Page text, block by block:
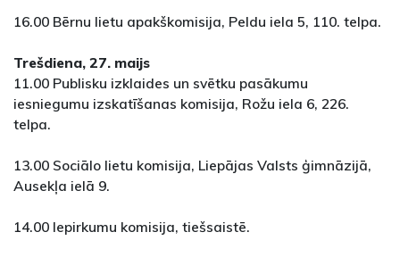
16.00 Bērnu lietu apakškomisija, Peldu iela 5, 110. telpa.
Trešdiena, 27. maijs
11.00 Publisku izklaides un svētku pasākumu
iesniegumu izskatīšanas komisija, Rožu iela 6, 226.
telpa.
13.00 Sociālo lietu komisija, Liepājas Valsts ģimnāzijā,
Ausekļa ielā 9.
14.00 Iepirkumu komisija, tiešsaistē.